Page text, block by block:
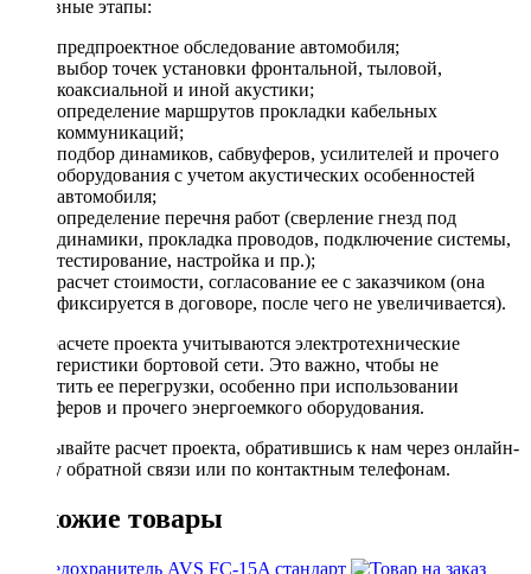
Основные этапы:
предпроектное обследование автомобиля;
выбор точек установки фронтальной, тыловой,
коаксиальной и иной акустики;
определение маршрутов прокладки кабельных
коммуникаций;
подбор динамиков, сабвуферов, усилителей и прочего
оборудования с учетом акустических особенностей
автомобиля;
определение перечня работ (сверление гнезд под
динамики, прокладка проводов, подключение системы,
тестирование, настройка и пр.);
расчет стоимости, согласование ее с заказчиком (она
фиксируется в договоре, после чего не увеличивается).
При расчете проекта учитываются электротехнические
характеристики бортовой сети. Это важно, чтобы не
допустить ее перегрузки, особенно при использовании
сабвуферов и прочего энергоемкого оборудования.
Заказывайте расчет проекта, обратившись к нам через онлайн-
форму обратной связи или по контактным телефонам.
Похожие товары